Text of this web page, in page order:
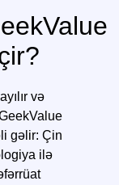
və
gəlir: Çin
ilə